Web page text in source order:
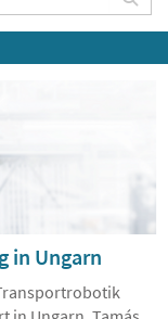
in Ungarn